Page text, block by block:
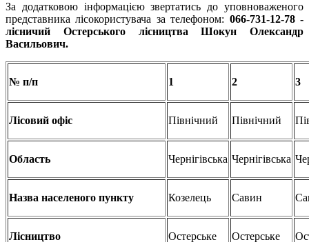
За додатковою інформацією звертатись до уповноваженого
представника лісокористувача за телефоном: 066-731-12-78 -
лісничий ОстерськоголісництваШокун Олександр
Васильович.
№ п/п 1 2 3
Лісовий офіс Північний Північний
Область Чернігівська Чернігівська
Назва населеного пункту Козелець Савин
Лісництво Остерське Остерське